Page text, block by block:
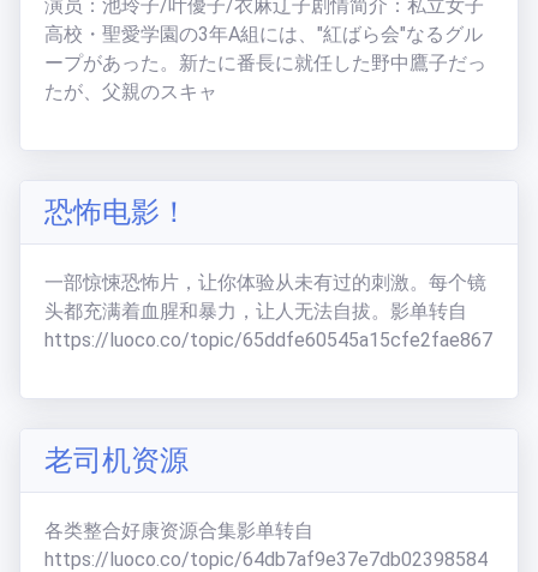
演员：池玲子/叶優子/衣麻辽子剧情简介：私立女子
高校・聖愛学園の3年A組には、"紅ばら会"なるグル
ープがあった。新たに番長に就任した野中鷹子だっ
たが、父親のスキャ
恐怖电影！
一部惊悚恐怖片，让你体验从未有过的刺激。每个镜
头都充满着血腥和暴力，让人无法自拔。影单转自
https://luoco.co/topic/65ddfe60545a15cfe2fae867
老司机资源
各类整合好康资源合集影单转自
https://luoco.co/topic/64db7af9e37e7db02398584